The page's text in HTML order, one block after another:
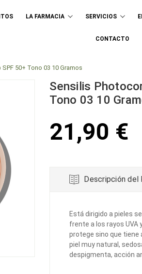
LA FARMACIA SERVICIOS
CONTACTO
50+ Tono 03 10 Gramos
Sensilis
Tono 03 10
21,90 €
Descripción del
Está dirigido a pieles
frente a los rayos UVA
protege sino que
piel muy natural,
despigmenta, acción